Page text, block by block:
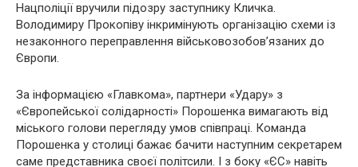
Нацполіції вручили підозру заступнику Кличка.
Володимиру Прокопіву інкримінують організацію схеми із
незаконного переправлення військовозобов’язаних до
Європи.
За інформацією «Главкома», партнери «Удару» з
«Європейської солідарності» Порошенка вимагають від
міського голови перегляду умов співпраці. Команда
Порошенка у столиці бажає бачити наступним секретарем
саме представника своєї політсили. І з боку «ЄС» навіть